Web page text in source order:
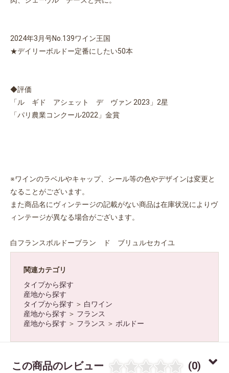
お買い物を続ける
2024年3月号No.139ワイン王国
★デイリーボルドー定番にしたい50本
◆評価
「ル ギド アシェット デ ヴァン 2023」2星
「パリ農業コンクール2022」金賞
※ワインのラベルやキャップ、シール等の色やデザインは変更と
なることがございます。
また商品名にヴィンテージの記載がない商品は在庫状況によりヴ
ィンテージが異なる場合がございます。
白フランスボルドーブラン ド ブリュルセカイユ
関連カテゴリ
タイプから探す
産地から探す
タイプから探す ＞ 白ワイン
産地から探す ＞ フランス
産地から探す ＞ フランス ＞ ボルドー
この商品のレビュー (0)